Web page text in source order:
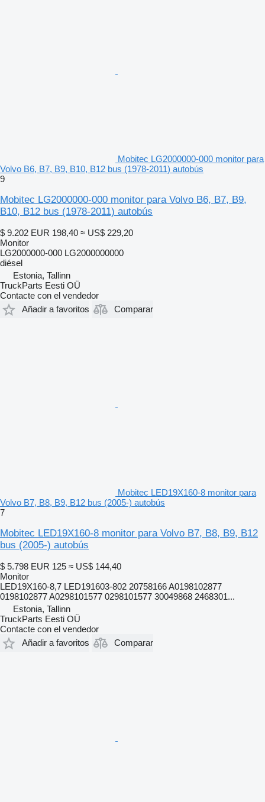
Mobitec LG2000000-000 monitor para
Volvo B6, B7, B9, B10, B12 bus (1978-2011) autobús
9
Mobitec LG2000000-000 monitor para Volvo B6, B7, B9,
B10, B12 bus (1978-2011) autobús
$ 9.202 EUR 198,40 ≈ US$ 229,20
Monitor
LG2000000-000 LG2000000000
diésel
Estonia, Tallinn
TruckParts Eesti OÜ
Contacte con el vendedor
Añadir a favoritos
Comparar
Mobitec LED19X160-8 monitor para
Volvo B7, B8, B9, B12 bus (2005-) autobús
7
Mobitec LED19X160-8 monitor para Volvo B7, B8, B9, B12
bus (2005-) autobús
$ 5.798 EUR 125 ≈ US$ 144,40
Monitor
LED19X160-8,7 LED191603-802 20758166 A0198102877
0198102877 A0298101577 0298101577 30049868 2468301...
Estonia, Tallinn
TruckParts Eesti OÜ
Contacte con el vendedor
Añadir a favoritos
Comparar